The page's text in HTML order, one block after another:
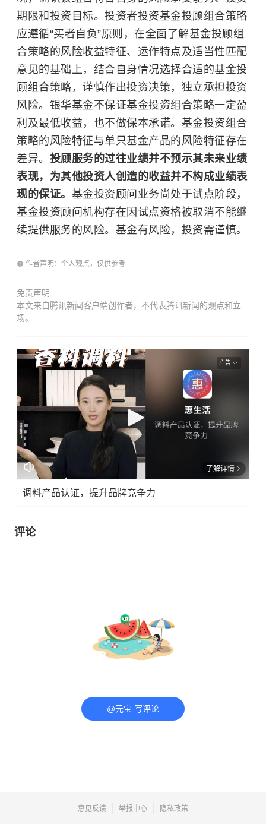
期限和投资目标。投资者投资基金投顾组合策略
应遵循“买者自负”原则，在全面了解基金投顾组
合策略的风险收益特征、运作特点及适当性匹配
意见的基础上，结合自身情况选择合适的基金投
顾组合策略，谨慎作出投资决策，独立承担投资
风险。银华基金不保证基金投资组合策略一定盈
利及最低收益，也不做保本承诺。基金投资组合
策略的风险特征与单只基金产品的风险特征存在
差异。 投顾服务的过往业绩并不预示其未来业绩
表现，为其他投资人创造的收益并不构成业绩表
现的保证。 基金投资顾问业务尚处于试点阶段，
基金投资顾问机构存在因试点资格被取消不能继
续提供服务的风险。基金有风险，投资需谨慎。
作者声明：个人观点，仅供参考
免责声明
本文来自腾讯新闻客户端创作者，不代表腾讯新闻的观点和立
场。
广告
了解详情
调料产品认证，提升品牌竞争力
评论
@元宝 写评论
意见反馈 举报中心 隐私政策